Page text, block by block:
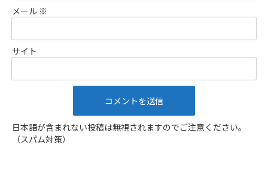
メール ※
サイト
日本語が含まれない投稿は無視されますのでご注意ください。
（スパム対策）